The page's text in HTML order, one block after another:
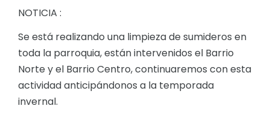
Obras y proyectos
NOTICIA :
Se está realizando una limpieza de sumideros en
toda la parroquia, están intervenidos el Barrio
Norte y el Barrio Centro, continuaremos con esta
actividad anticipándonos a la temporada
invernal.